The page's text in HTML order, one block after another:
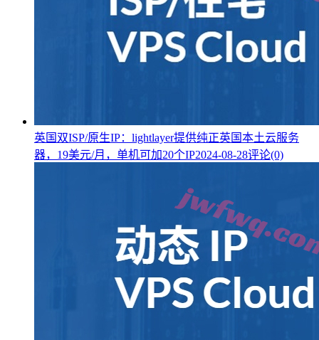
英国双ISP/原生IP：lightlayer提供纯正英国本土云服务
器，19美元/月，单机可加20个IP2024-08-28评论(0)